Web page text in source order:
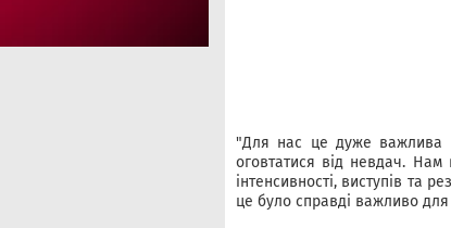
"Для нас це дуже важлива
оговтатися від невдач.
інтенсивності, виступів та
це було справді важливо